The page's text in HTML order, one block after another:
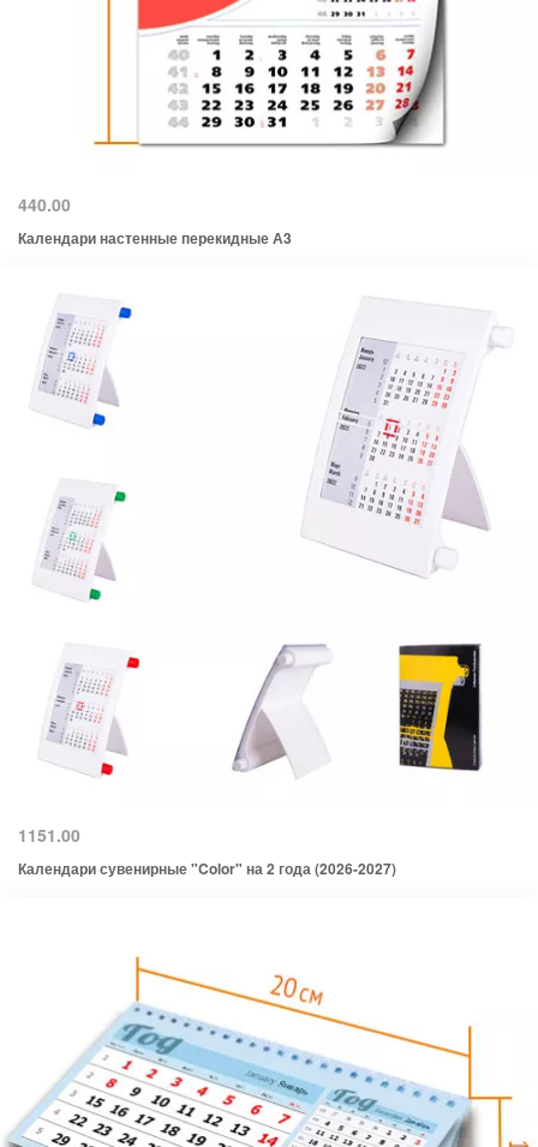
440.00
Календари настенные перекидные А3
1151.00
Календари сувенирные "Color" на 2 года (2026-2027)